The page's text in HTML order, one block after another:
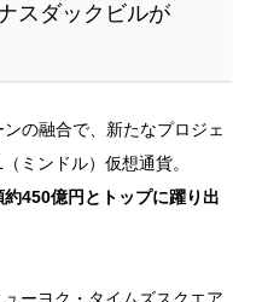
スダックビルが
の融合で、新たなプロジェ
ミンドル）仮想通貨。
450億円とトップに躍り出
ーヨク・タイムズスクエア